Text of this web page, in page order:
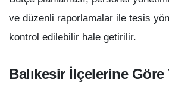
ve düzenli raporlamalar ile tesis
kontrol edilebilir hale getirilir.
Balıkesir İlçelerine Göre